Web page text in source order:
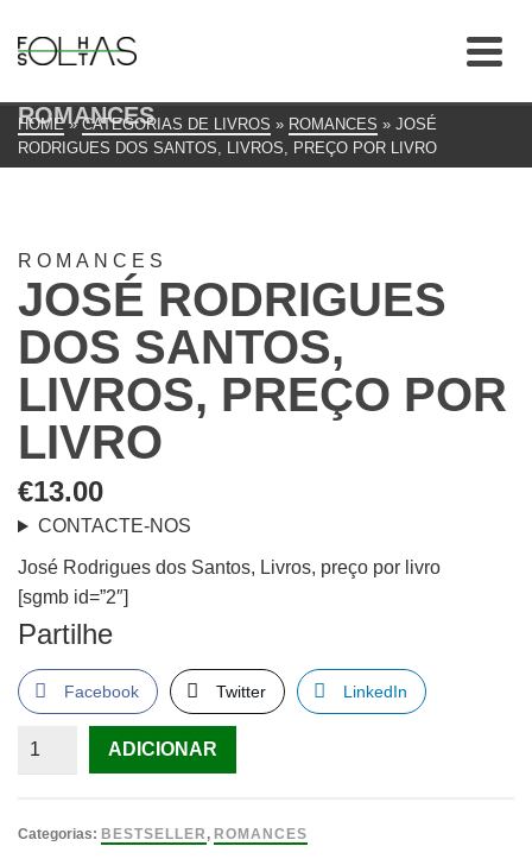
ROMANCES
HOME » CATEGORIAS DE LIVROS » ROMANCES » JOSÉ
RODRIGUES DOS SANTOS, LIVROS, PREÇO POR LIVRO
ROMANCES
JOSÉ RODRIGUES
DOS SANTOS,
LIVROS, PREÇO POR
LIVRO
€13.00
CONTACTE-NOS
José Rodrigues dos Santos, Livros, preço por livro
[sgmb id=”2″]
Partilhe
Facebook Twitter LinkedIn
Quantidade
Rodrigues
ADICIONAR
Categorias: BESTSELLER , ROMANCES